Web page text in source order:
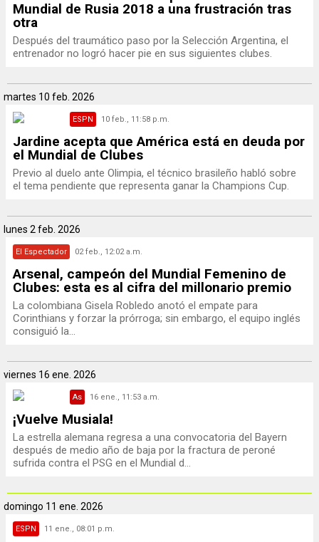
Mundial de Rusia 2018 a una frustración tras
otra
Después del traumático paso por la Selección Argentina, el
entrenador no logró hacer pie en sus siguientes clubes.
martes 10 feb. 2026
ESPN 10 feb., 11:58 p.m.
Jardine acepta que América está en deuda por
el Mundial de Clubes
Previo al duelo ante Olimpia, el técnico brasileño habló sobre
el tema pendiente que representa ganar la Champions Cup.
lunes 2 feb. 2026
El Espectador 02 feb., 12:02 a.m.
Arsenal, campeón del Mundial Femenino de
Clubes: esta es al cifra del millonario premio
La colombiana Gisela Robledo anotó el empate para
Corinthians y forzar la prórroga; sin embargo, el equipo inglés
consiguió la...
viernes 16 ene. 2026
As 16 ene., 11:53 a.m.
¡Vuelve Musiala!
La estrella alemana regresa a una convocatoria del Bayern
después de medio año de baja por la fractura de peroné
sufrida contra el PSG en el Mundial d...
domingo 11 ene. 2026
ESPN 11 ene., 08:01 p.m.